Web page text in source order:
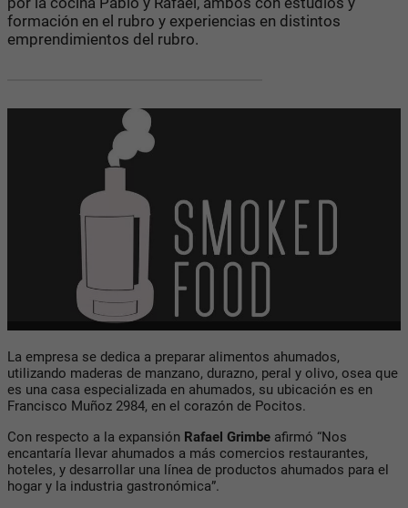
formación en el rubro y experiencias en distintos
emprendimientos del rubro.
La empresa se dedica a preparar alimentos ahumados,
utilizando maderas de manzano, durazno, peral y olivo, osea que
es una casa especializada en ahumados, su ubicación es en
Francisco Muñoz 2984, en el corazón de Pocitos.
Con respecto a la expansión Rafael Grimbe afirmó “Nos
encantaría llevar ahumados a más comercios restaurantes,
hoteles, y desarrollar una línea de productos ahumados para el
hogar y la industria gastronómica”.